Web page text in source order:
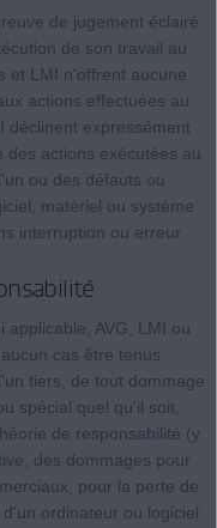
de jugement éclairé
de son travail au
et LMI n'offrent aucune
actions effectuées au
déclinent expressément
actions exécutées au
ou des défauts ou
matériel ou système
interruption ou erreur.
AVG, LMI ou
cas être tenus
tiers, de tout dommage
spécial quel qu'il soit,
de responsabilité (y
des dommages pour
pour la perte de
ordinateur ou logiciel